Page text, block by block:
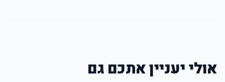
אולי יעניין אתכם גם